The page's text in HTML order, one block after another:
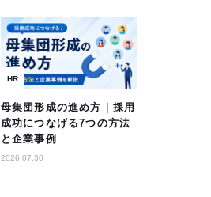
HR
母集団形成の進め方｜採用
成功につなげる7つの方法
と企業事例
2026.07.30